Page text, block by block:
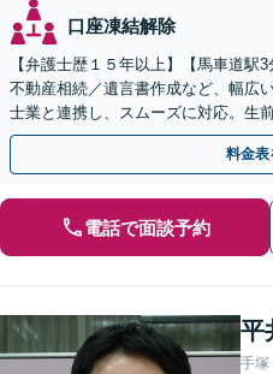
口座凍結解除
【弁護士歴１５年以上】【馬車道駅
不動産相続／遺言書作成など、幅広
士業と連携し、スムーズに対応。生
ます。【Web相談可】
料金表
電話で面談予約
平
手塚